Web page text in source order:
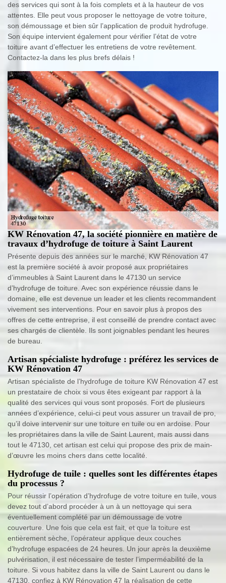
des services qui sont à la fois complets et à la hauteur de vos
attentes. Elle peut vous proposer le nettoyage de votre toiture,
son démoussage et bien sûr l’application de produit hydrofuge.
Son équipe intervient également pour vérifier l’état de votre
toiture avant d’effectuer les entretiens de votre revêtement.
Contactez-la dans les plus brefs délais !
KW Rénovation 47, la société pionnière en matière de
travaux d’hydrofuge de toiture à Saint Laurent
Présente depuis des années sur le marché, KW Rénovation 47
est la première société à avoir proposé aux propriétaires
d’immeubles à Saint Laurent dans le 47130 un service
d’hydrofuge de toiture. Avec son expérience réussie dans le
domaine, elle est devenue un leader et les clients recommandent
vivement ses interventions. Pour en savoir plus à propos des
offres de cette entreprise, il est conseillé de prendre contact avec
ses chargés de clientèle. Ils sont joignables pendant les heures
de bureau.
Artisan spécialiste hydrofuge : préférez les services de
KW Rénovation 47
Artisan spécialiste de l’hydrofuge de toiture KW Rénovation 47 est
un prestataire de choix si vous êtes exigeant par rapport à la
qualité des services qui vous sont proposés. Fort de plusieurs
années d’expérience, celui-ci peut vous assurer un travail de pro,
qu’il doive intervenir sur une toiture en tuile ou en ardoise. Pour
les propriétaires dans la ville de Saint Laurent, mais aussi dans
tout le 47130, cet artisan est celui qui propose des prix de main-
d’œuvre les moins chers dans cette localité.
Hydrofuge de tuile : quelles sont les différentes étapes
du processus ?
Pour réussir l’opération d’hydrofuge de votre toiture en tuile, vous
devez tout d’abord procéder à un à un nettoyage qui sera
éventuellement complété par un démoussage de votre
couverture. Une fois que cela est fait, et que la toiture est
entièrement sèche, l’opérateur applique deux couches
d’hydrofuge espacées de 24 heures. Un jour après la deuxième
pulvérisation, il est nécessaire de tester l’imperméabilité de la
toiture. Si vous habitez dans la ville de Saint Laurent ou dans le
47130, confiez à KW Rénovation 47 la réalisation de cette